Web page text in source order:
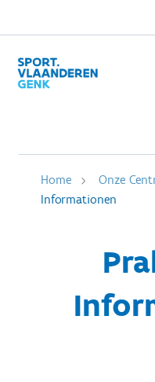
Home Onze
Informationen